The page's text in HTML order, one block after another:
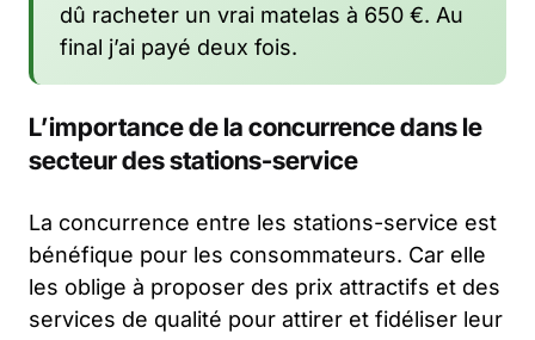
dû racheter un vrai matelas à 650 €. Au
final j’ai payé deux fois.
L’importance de la concurrence dans le
secteur des stations-service
La concurrence entre les stations-service est
bénéfique pour les consommateurs. Car elle
les oblige à proposer des prix attractifs et des
services de qualité pour attirer et fidéliser leur